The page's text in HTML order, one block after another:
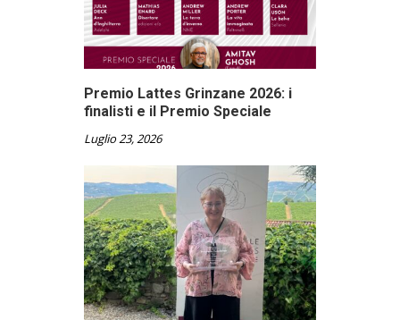
Premio Lattes Grinzane 2026: i
finalisti e il Premio Speciale
Luglio 23, 2026